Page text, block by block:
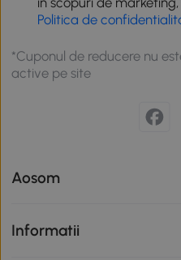
Politica de
*Cuponul de reducere nu
active pe site
Aosom
Informatii